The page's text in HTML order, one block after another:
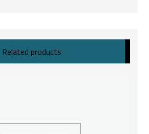
Related products